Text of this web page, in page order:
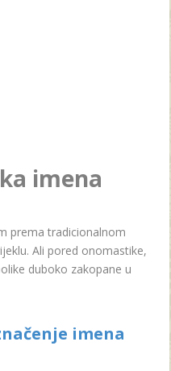
imena
prema tradicionalnom
Ali pored onomastike,
duboko zakopane u
imena